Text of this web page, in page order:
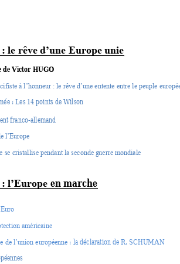
: le rêve d’une Europe unie
de Victor HUGO
à l’honneur : le rêve d’une entente entre le peuple
: Les 14 points de Wilson
franco-allemand
l’Europe
se cristallise pendant la seconde guerre mondiale
: l’Europe en marche
américaine
de l’union européenne : la déclaration de R. SCHUMAN